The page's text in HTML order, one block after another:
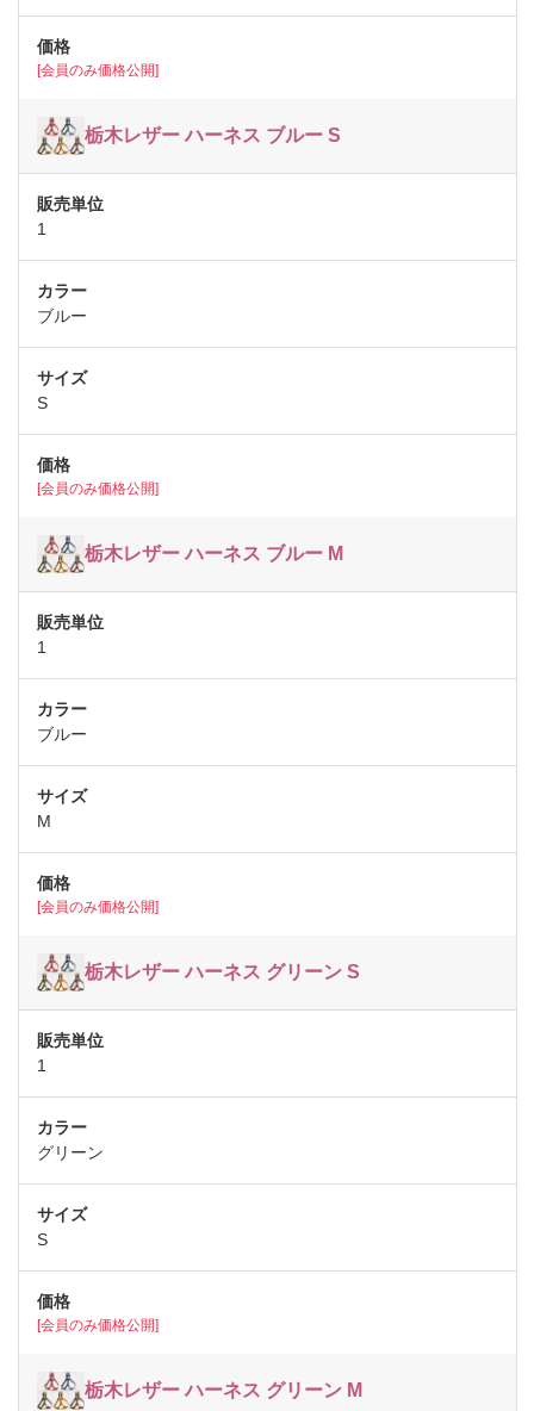
[会員のみ価格公開]
栃木レザー ハーネス ブルー S
1
ブルー
S
[会員のみ価格公開]
栃木レザー ハーネス ブルー M
1
ブルー
M
[会員のみ価格公開]
栃木レザー ハーネス グリーン S
1
グリーン
S
[会員のみ価格公開]
栃木レザー ハーネス グリーン M